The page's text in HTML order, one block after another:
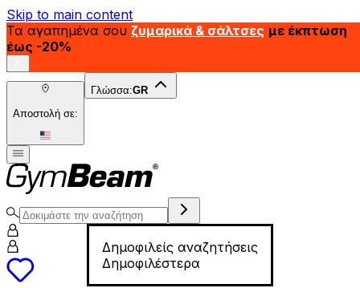
Skip to main content
Τα αγαπημένα σου ζυμαρικά & σάλτσες με έκπτωση
έως -20%
Αποστολή σε:
Γλώσσα:GR
Δημοφιλείς αναζητήσεις
Δημοφιλέστερα